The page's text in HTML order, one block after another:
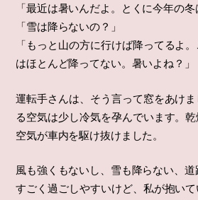
「最近は暑いんだよ。とくに今年の冬
「雪は降らないの？」
「もっと山の方に行けば降ってるよ
はほとんど降ってない。暑いよね？」
運転手さんは、そう言って窓をあけ
る空気は少し冷気を孕んでいます。
空気が車内を駆け抜けました。
風も強くもないし、雪も降らない、道
すごく過ごしやすいけど、私が抱い